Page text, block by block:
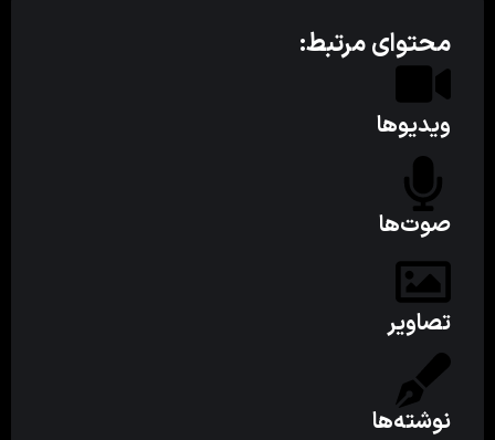
محتوای مرتبط:
ویدیوها
صوت‌ها
تصاویر
نوشته‌ها